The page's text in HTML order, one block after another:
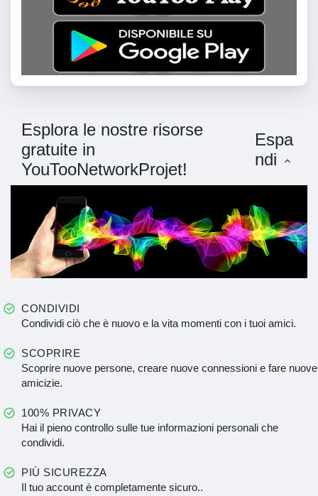
Esplora le nostre risorse
gratuite in
YouTooNetworkProjet!
Espa
ndi
CONDIVIDI
Condividi ciò che è nuovo e la vita momenti con i tuoi amici.
SCOPRIRE
Scoprire nuove persone, creare nuove connessioni e fare nuove
amicizie.
100% PRIVACY
Hai il pieno controllo sulle tue informazioni personali che
condividi.
PIÙ SICUREZZA
Il tuo account è completamente sicuro..